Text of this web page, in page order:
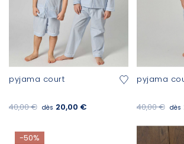
pyjama court
dès 20,00 €
40,00 €
pyjama
dès
40,00 €
-50%